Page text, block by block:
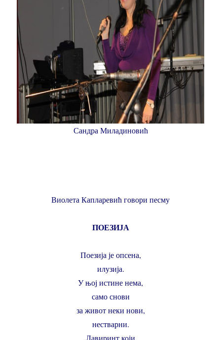
Сандра Миладиновић
Виолета Капларевић говори песму
ПОЕЗИЈА
Поезија је опсена,
илузија.
У њој истине нема,
само снови
за живот неки нови,
нестварни.
Лавиринт који